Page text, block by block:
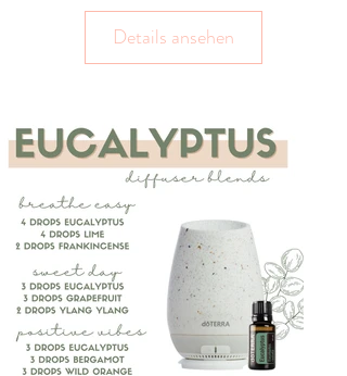
Details ansehen